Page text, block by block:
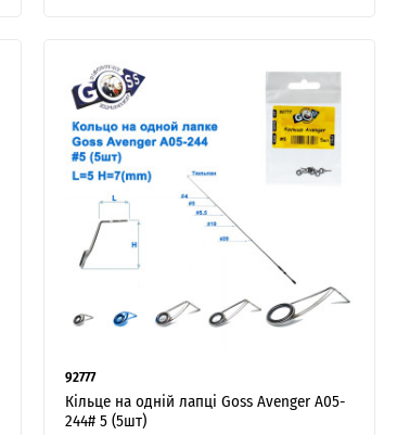
92777
Кільце на одній лапці Goss Avenger A05-
244# 5 (5шт)